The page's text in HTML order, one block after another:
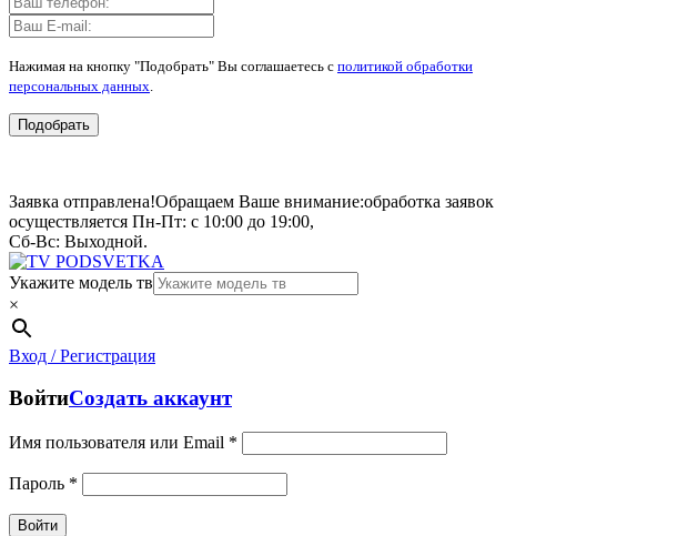
Нажимая на кнопку "Подобрать" Вы соглашаетесь с политикой обработки
персональных данных
Подобрать
Заявка отправлена!Обращаем Ваше внимание:обработка заявок
осуществляется Пн-Пт: с 10:00 до 19:00,
Сб-Вс: Выходной.
Укажите модель тв
×
Вход / Регистрация
ВойтиСоздать аккаунт
Имя пользователя или Email *
Пароль *
Войти